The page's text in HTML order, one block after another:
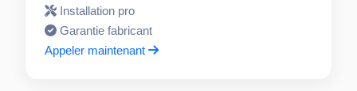
Installation pro
Garantie fabricant
Appeler maintenant